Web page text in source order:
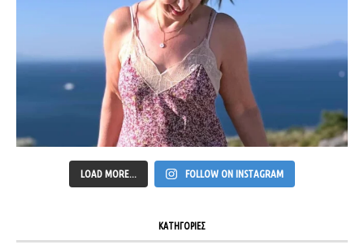
LOAD MORE... FOLLOW ON INSTAGRAM
ΚΑΤΗΓΟΡΙΕΣ